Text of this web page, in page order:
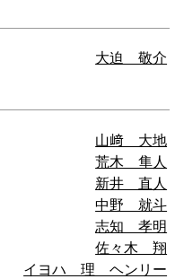
大迫 敬介
山﨑 大地
荒木 隼人
新井 直人
中野 就斗
志知 孝明
佐々木 翔
イヨハ 理 ヘンリー